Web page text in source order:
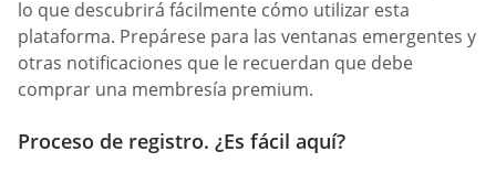
lo que descubrirá fácilmente cómo utilizar esta
plataforma. Prepárese para las ventanas emergentes y
otras notificaciones que le recuerdan que debe
comprar una membresía premium.
Proceso de registro. ¿Es fácil aquí?